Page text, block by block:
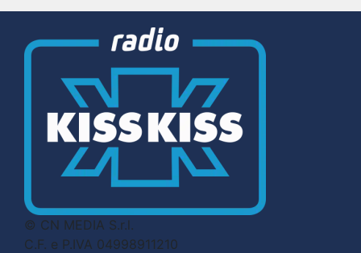
© CN MEDIA S.r.l.
C.F. e P.IVA 04998911210